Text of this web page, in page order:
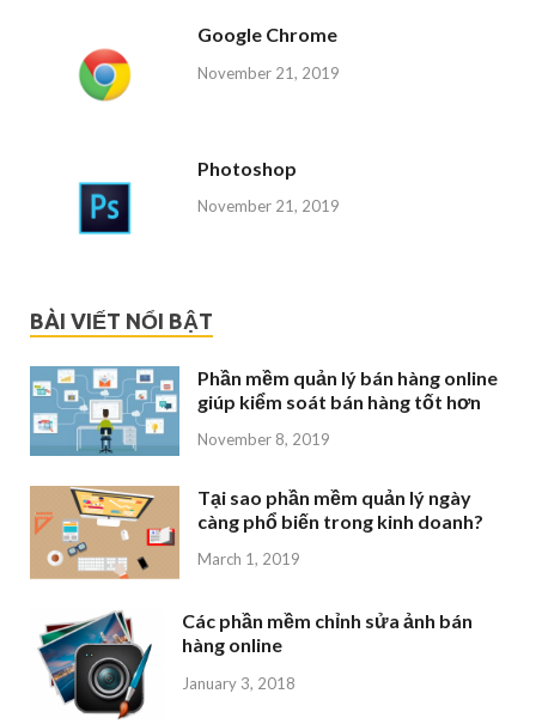
Google Chrome
November 21, 2019
Photoshop
November 21, 2019
BÀI VIẾT NỔI BẬT
Phần mềm quản lý bán hàng online
giúp kiểm soát bán hàng tốt hơn
November 8, 2019
Tại sao phần mềm quản lý ngày
càng phổ biến trong kinh doanh?
March 1, 2019
Các phần mềm chỉnh sửa ảnh bán
hàng online
January 3, 2018